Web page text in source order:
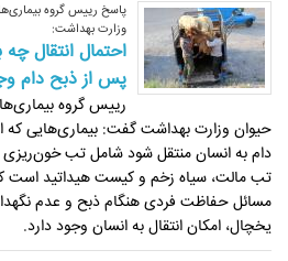
پاسخ رییس گروه
وزارت بهداشت:
احتمال انتقال
پس از ذبح دام
رییس گروه
حیوان وزارت بهداشت گفت: بیماری‌هایی که
دام به انسان منتقل شود شامل تب خون‌ریزی
تب مالت، سیاه زخم و کیست هیداتید
یخچال، امکان انتقال به انسان وجود دارد.